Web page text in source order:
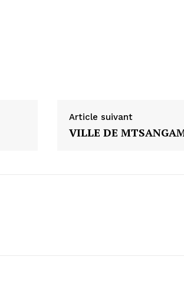
Article suivant
VILLE DE